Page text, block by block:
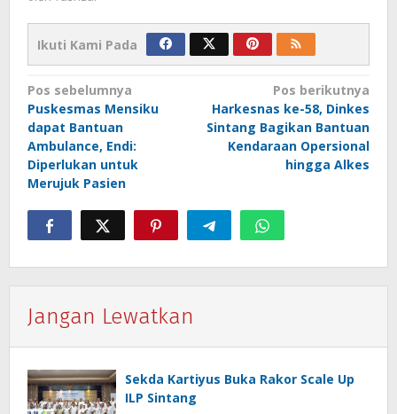
Ikuti Kami Pada
Navigasi
pos
Pos sebelumnya
Puskesmas Mensiku
dapat Bantuan
Ambulance, Endi:
Diperlukan untuk
Merujuk Pasien
Pos berikutnya
Harkesnas ke-58, Dinkes
Sintang Bagikan Bantuan
Kendaraan Opersional
hingga Alkes
Jangan Lewatkan
Sekda Kartiyus Buka Rakor Scale Up
ILP Sintang